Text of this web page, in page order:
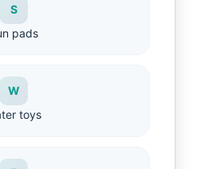
S
pads
W
toys